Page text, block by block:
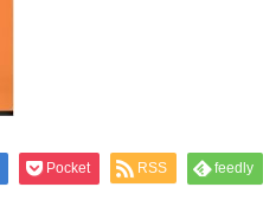
Pocket RSS feedly